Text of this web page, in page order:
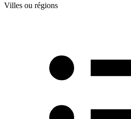
Villes ou régions